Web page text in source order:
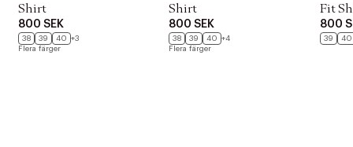
Shirt
800 SEK
38 39 40 +3
Flera färger
Shirt
800 SEK
38 39 40
+4
Flera färger
Fit
800
39 40